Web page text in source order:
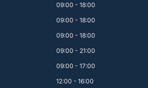
09:00 - 18:00
09:00 - 18:00
09:00 - 18:00
09:00 - 21:00
09:00 - 17:00
12:00 - 16:00